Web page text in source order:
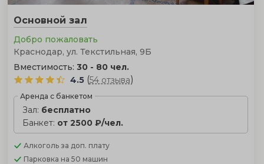
Основной зал
Добро пожаловать
Краснодар, ул. Текстильная, 9Б
Вместимость: 30 - 80 чел.
4.5 (54 отзыва)
Аренда с банкетом
Зал: бесплатно
Банкет: от 2500 ₽/чел.
Алкоголь за доп. плату
Парковка на 50 машин